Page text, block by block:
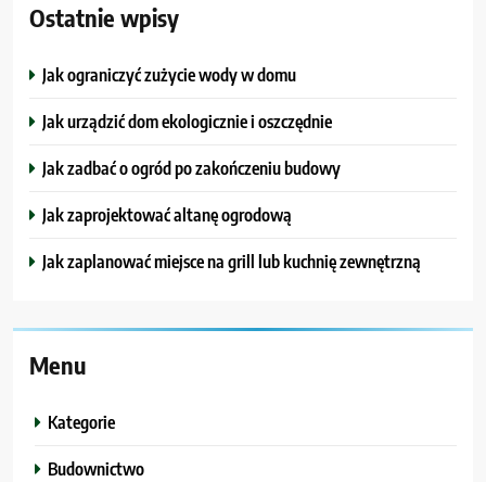
Ostatnie wpisy
Jak ograniczyć zużycie wody w domu
Jak urządzić dom ekologicznie i oszczędnie
Jak zadbać o ogród po zakończeniu budowy
Jak zaprojektować altanę ogrodową
Jak zaplanować miejsce na grill lub kuchnię zewnętrzną
Menu
Kategorie
Budownictwo